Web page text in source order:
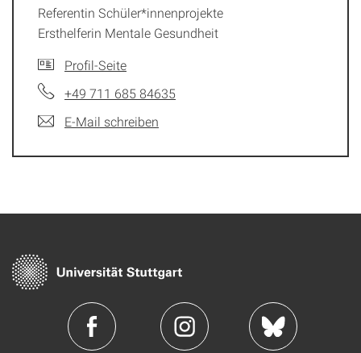
Referentin Schüler*innenprojekte
Ersthelferin Mentale Gesundheit
Profil-Seite
+49 711 685 84635
E-Mail schreiben